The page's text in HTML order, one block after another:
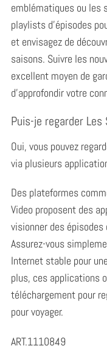
emblématiques ou les
playlists d’épisodes
et envisagez de
saisons. Suivre les
excellent moyen de
d’approfondir votre
Puis-je regarder
Oui, vous pouvez
via plusieurs
Des plateformes
Video proposent des
visionner des
Assurez-vous
Internet stable pour
plus, ces applications
téléchargement pour
pour voyager.
ART.1110849